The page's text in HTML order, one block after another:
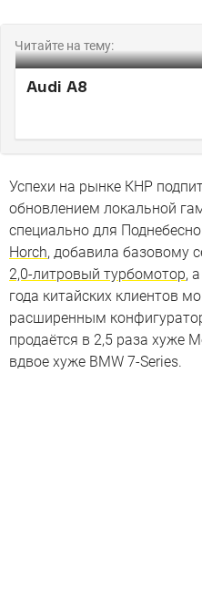
Читайте на тему:
Audi A8
Успехи на рынке КНР
обновлением локальной
специально для
Horch, добавила базовому
2,0-литровый турбомотор,
года китайских клиентов
расширенным
продаётся в 2,5 раза хуже
вдвое хуже BMW 7-Series.